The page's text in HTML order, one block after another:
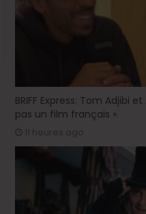
BRIFF Express: Tom Adjibi
pas un film français ».
11 heures ago